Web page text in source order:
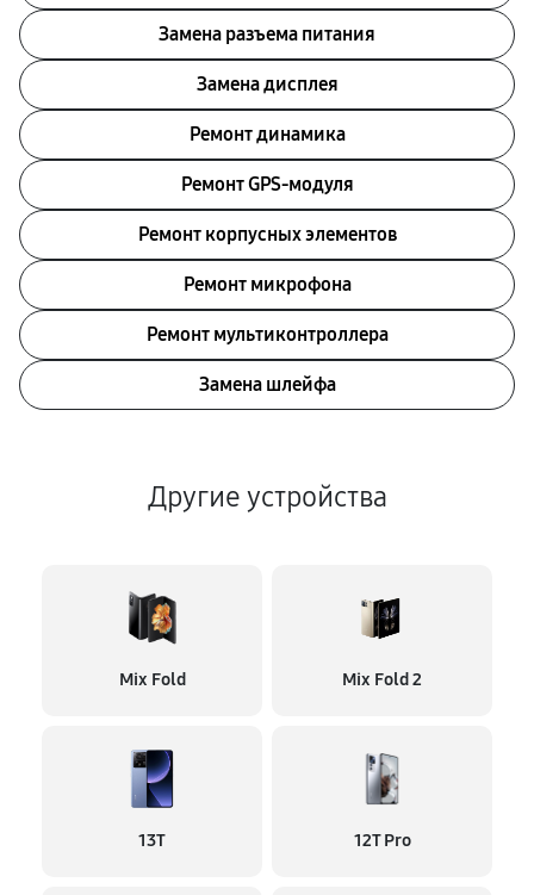
Замена разъема питания
Замена дисплея
Ремонт динамика
Ремонт GPS-модуля
Ремонт корпусных элементов
Ремонт микрофона
Ремонт мультиконтроллера
Замена шлейфа
Другие устройства
Mix Fold Mix Fold 2
13T 12T Pro